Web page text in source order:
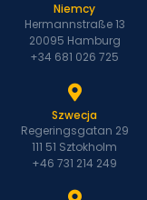
Niemcy
Hermannstraße 13
20095 Hamburg
+34 681 026 725
Szwecja
Regeringsgatan 29
111 51 Sztokholm
+46 731 214 249